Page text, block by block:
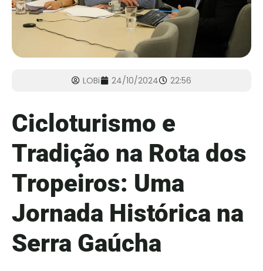
LOBi 24/10/2024 22:56
Cicloturismo e
Tradição na Rota dos
Tropeiros: Uma
Jornada Histórica na
Serra Gaúcha